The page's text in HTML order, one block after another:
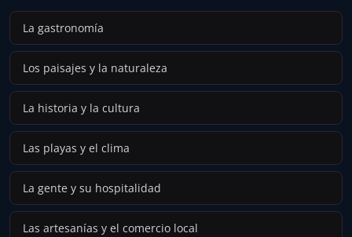
La gastronomía
Los paisajes y la naturaleza
La historia y la cultura
Las playas y el clima
La gente y su hospitalidad
Las artesanías y el comercio local